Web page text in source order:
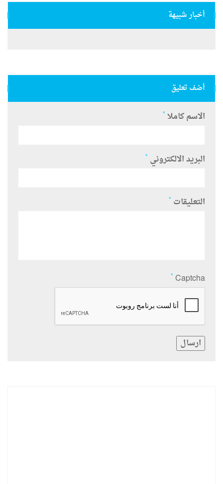
أخبار شبيهة
أضف تعليق
الاسم كاملا *
البريد الالكتروني *
التعليقات *
Captcha
*
ارسال